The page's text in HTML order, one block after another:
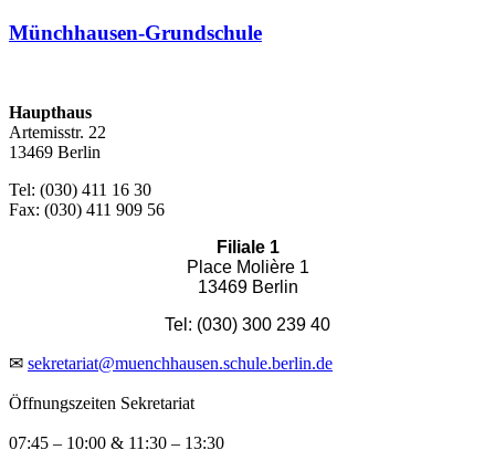
Münchhausen-Grundschule
Haupthaus
Artemisstr. 22
13469 Berlin
Tel: (030) 411 16 30
Fax: (030) 411 909 56
Filiale 1
Place Molière 1
13469 Berlin
Tel: (030) 300 239 40
✉ sekretariat@muenchhausen.schule.berlin.de
Öffnungszeiten Sekretariat
07:45 – 10:00 & 11:30 – 13:30